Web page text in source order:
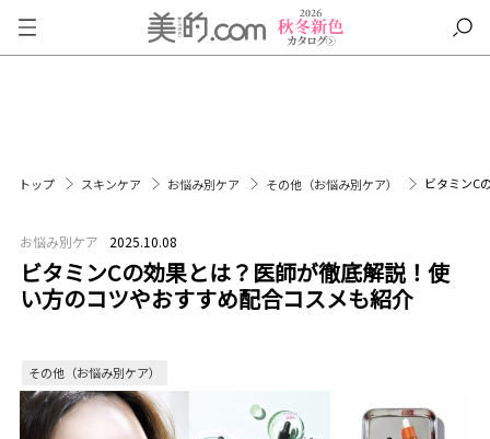
トップ スキンケア お悩み別ケア その他（お悩み別ケア） ビタミンC
お悩み別ケア 2025.10.08
ビタミンCの効果とは？医師が徹底解説！使
い方のコツやおすすめ配合コスメも紹介
その他（お悩み別ケア）